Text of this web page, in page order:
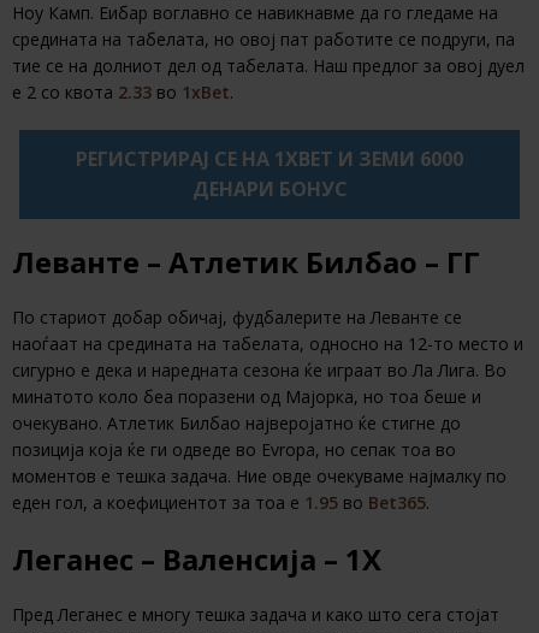
Ноу Камп. Еибар воглавно се навикнавме да го гледаме на
средината на табелата, но овој пат работите се подруги, па
тие се на долниот дел од табелата. Наш предлог за овој дуел
е 2 со квота 2.33 во 1xBet.
РЕГИСТРИРАЈ СЕ НА 1XBET И ЗЕМИ 6000
ДЕНАРИ БОНУС
Леванте – Атлетик Билбао – ГГ
По стариот добар обичај, фудбалерите на Леванте се
наоѓаат на средината на табелата, односно на 12-то место и
сигурно е дека и наредната сезона ќе играат во Ла Лига. Во
минатото коло беа поразени од Мајорка, но тоа беше и
очекувано. Атлетик Билбао најверојатно ќе стигне до
позиција која ќе ги одведе во Evropa, но сепак тоа во
моментов е тешка задача. Ние овде очекуваме најмалку по
еден гол, а коефициентот за тоа е 1.95 во Bet365.
Леганес – Валенсија – 1Х
Пред Леганес е многу тешка задача и како што сега стојат